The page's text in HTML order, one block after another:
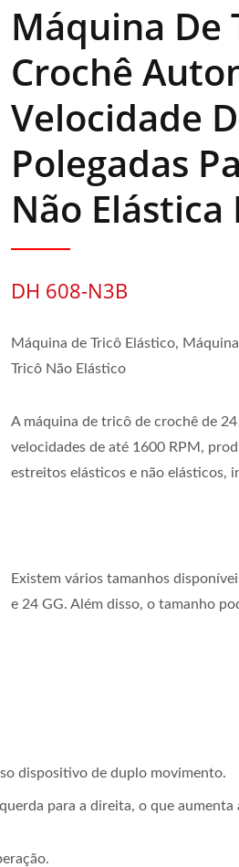
Máquina De
Crochê
Velocidade
Polegadas
Não Elástica
DH 608-N3B
Máquina de Tricô Elástico,
Tricô Não Elástico
A máquina de tricô de crochê de
velocidades de até 1600 RPM,
estreitos elásticos e não elásticos,
Existem vários tamanhos
e 24 GG. Além disso, o tamanho
dispositivo de duplo movimento.
para a direita, o que